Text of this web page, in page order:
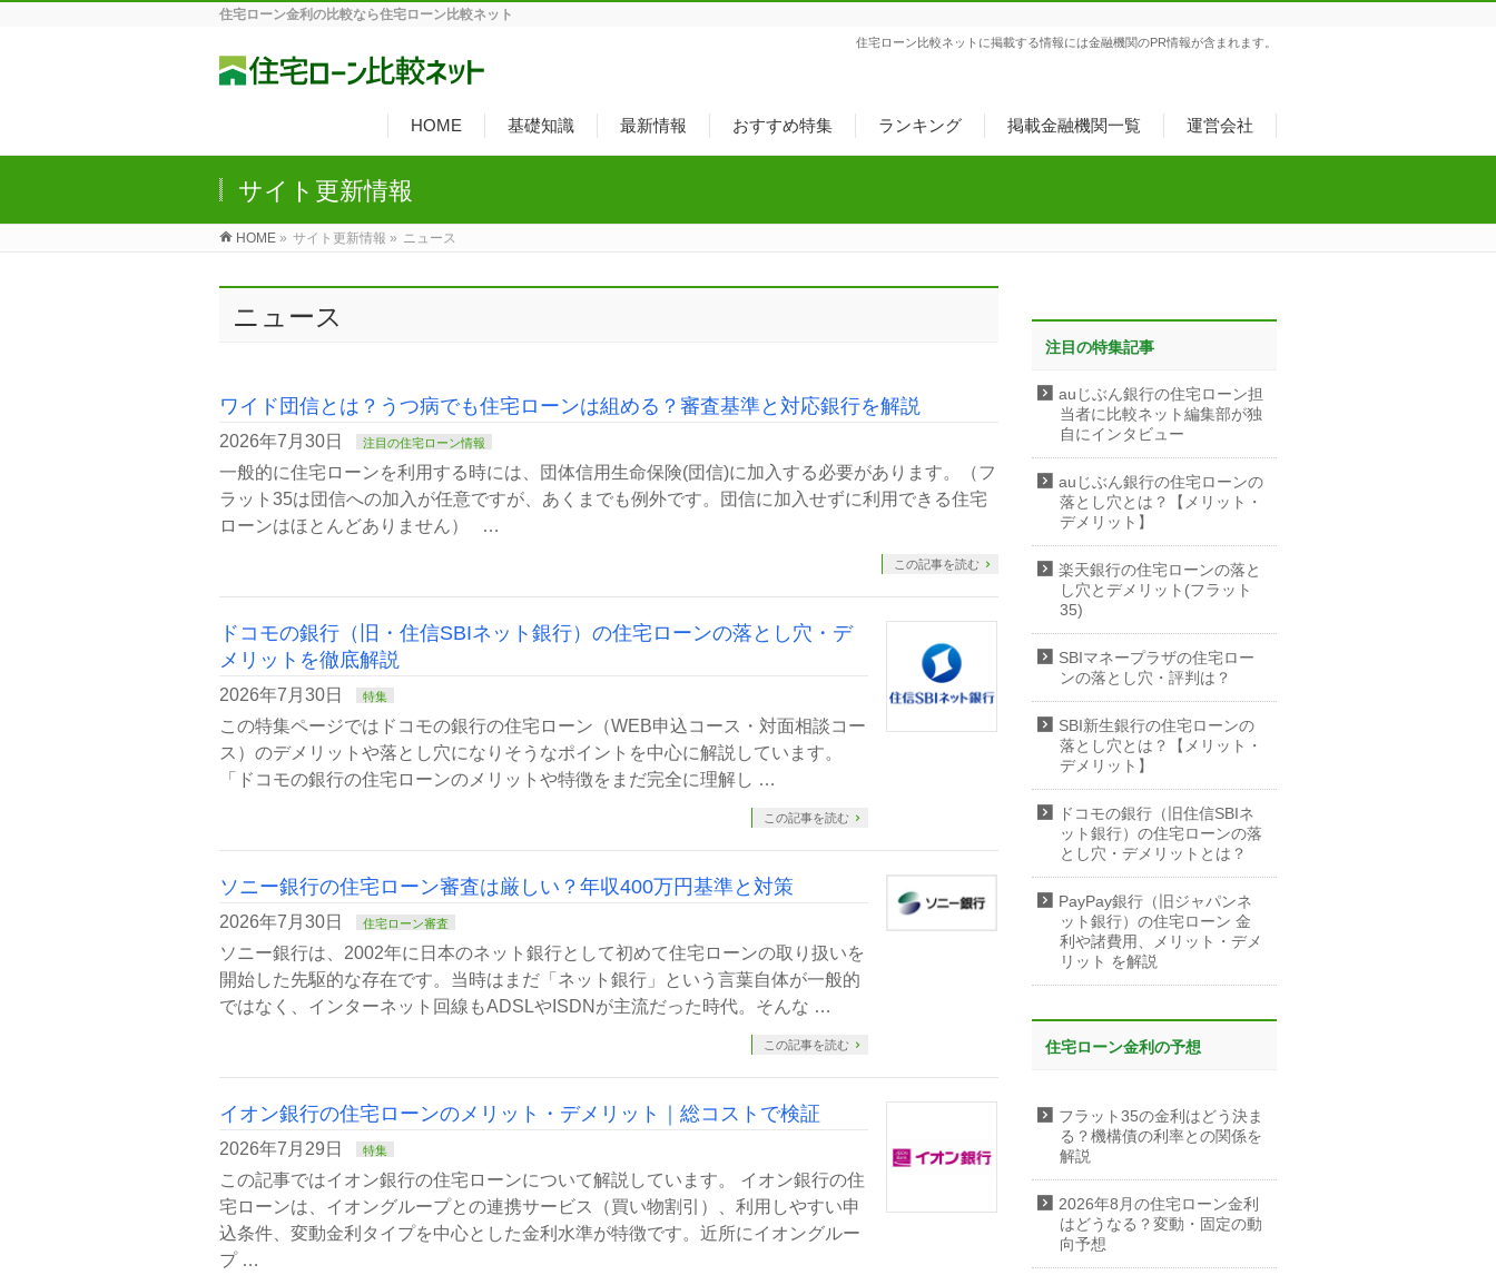
住宅ローン金利の比較なら住宅ローン比較ネット
HOME 基礎知識 最新情報 おすすめ特集 ランキング 掲載金融機関一覧 運営会社
住宅ローン比較ネットに掲載する情報には金融機関のPR情報が含まれます。
サイト更新情報
HOME » サイト更新情報 » ニュース
ニュース
ワイド団信とは？うつ病でも住宅ローンは組める？審査基準と対応銀行を解説
2026年7月30日 注目の住宅ローン情報
一般的に住宅ローンを利用する時には、団体信用生命保険(団信)に加入する必要があります。（フ
ラット35は団信への加入が任意ですが、あくまでも例外です。団信に加入せずに利用できる住宅
ローンはほとんどありません） …
この記事を読む
ドコモの銀行（旧・住信SBIネット銀行）の住宅ローンの落とし穴・デ
メリットを徹底解説
2026年7月30日 特集
この特集ページではドコモの銀行の住宅ローン（WEB申込コース・対面相談コー
ス）のデメリットや落とし穴になりそうなポイントを中心に解説しています。
「ドコモの銀行の住宅ローンのメリットや特徴をまだ完全に理解し …
この記事を読む
ソニー銀行の住宅ローン審査は厳しい？年収400万円基準と対策
2026年7月30日 住宅ローン審査
ソニー銀行は、2002年に日本のネット銀行として初めて住宅ローンの取り扱いを
開始した先駆的な存在です。当時はまだ「ネット銀行」という言葉自体が一般的
ではなく、インターネット回線もADSLやISDNが主流だった時代。そんな …
この記事を読む
イオン銀行の住宅ローンのメリット・デメリット｜総コストで検証
2026年7月29日 特集
この記事ではイオン銀行の住宅ローンについて解説しています。 イオン銀行の住
宅ローンは、イオングループとの連携サービス（買い物割引）、利用しやすい申
込条件、変動金利タイプを中心とした金利水準が特徴です。近所にイオングルー
プ …
注目の特集記事
auじぶん銀行の住宅ローン担
当者に比較ネット編集部が独
自にインタビュー
auじぶん銀行の住宅ローンの
落とし穴とは？【メリット・
デメリット】
楽天銀行の住宅ローンの落と
し穴とデメリット(フラット
35)
SBIマネープラザの住宅ロー
ンの落とし穴・評判は？
SBI新生銀行の住宅ローンの
落とし穴とは？【メリット・
デメリット】
ドコモの銀行（旧住信SBIネ
ット銀行）の住宅ローンの落
とし穴・デメリットとは？
PayPay銀行（旧ジャパンネ
ット銀行）の住宅ローン 金
利や諸費用、メリット・デメ
リット を解説
住宅ローン金利の予想
フラット35の金利はどう決ま
る？機構債の利率との関係を
解説
2026年8月の住宅ローン金利
はどうなる？変動・固定の動
向予想